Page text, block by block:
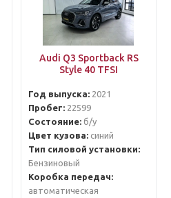
Audi Q3 Sportback RS
Style 40 TFSI
Год выпуска:2021
Пробег:22599
Состояние:б/у
Цвет кузова:синий
Тип силовой установки:
Бензиновый
Коробка передач:
автоматическая